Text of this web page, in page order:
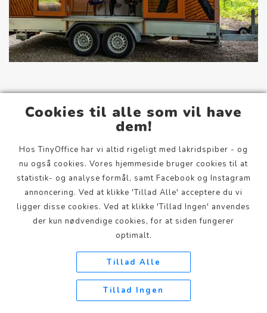
De fjernstyrede
Vi bygger og udlejer næsten alt på hjul - også
lakridspiber, lygtepæle og sofaer. Derfor kan du leje
forskellige fjernstyrede elementer, der skaber
opmærksomhed om din sag eller dit produkt.
Cookies til alle som vil have
dem!
Hos TinyOffice har vi altid rigeligt med lakridspiber - og
nu også cookies. Vores hjemmeside bruger cookies til at
statistik- og analyse formål, samt Facebook og Instagram
annoncering. Ved at klikke 'Tillad Alle' acceptere du vi
ligger disse cookies. Ved at klikke 'Tillad Ingen' anvendes
der kun nødvendige cookies, for at siden fungerer
optimalt.
Tillad Alle
Tillad Ingen